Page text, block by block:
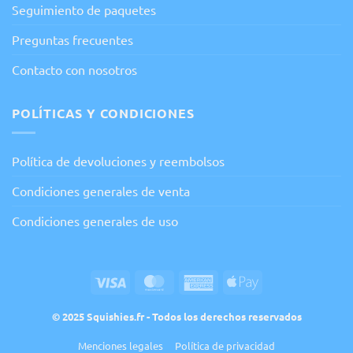
Seguimiento de paquetes
Preguntas frecuentes
Contacto con nosotros
POLÍTICAS Y CONDICIONES
Política de devoluciones y reembolsos
Condiciones generales de venta
Condiciones generales de uso
Visa MasterCardAmericanApple
© 2025 Squishies.fr - Todos los derechos reservados
Menciones legales Política de privacidad